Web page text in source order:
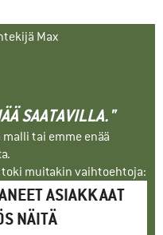
Max
SAATAVILLA."
tai emme enää
muitakin vaihtoehtoja:
ASIAKKAAT
NÄITÄ